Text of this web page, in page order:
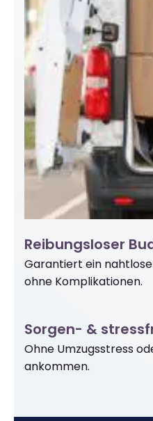
Reibungsloser
Garantiert ein
ohne Komplikationen.
Sorgen- &
Ohne Umzugsstress
ankommen.